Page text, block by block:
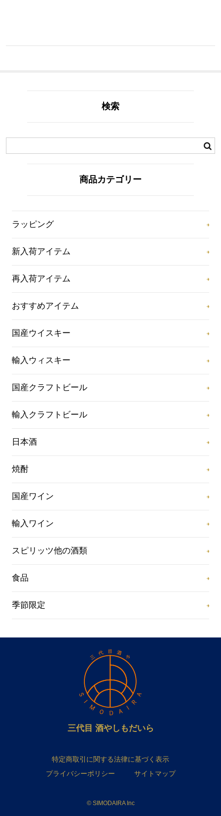
検索
商品カテゴリー
ラッピング
新入荷アイテム
再入荷アイテム
おすすめアイテム
国産ウイスキー
輸入ウィスキー
国産クラフトビール
輸入クラフトビール
日本酒
焼酎
国産ワイン
輸入ワイン
スピリッツ他の酒類
食品
季節限定
三代目 酒やしもだいら
特定商取引に関する法律に基づく表示
プライバシーポリシー
サイトマップ
© SIMODAIRA Inc